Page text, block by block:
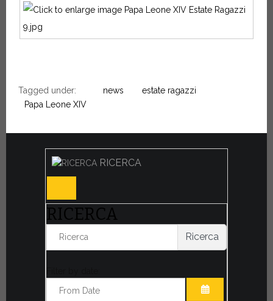
Tagged under: news
estate ragazzi
Papa Leone XIV
RICERCA
RICERCA
Ricerca